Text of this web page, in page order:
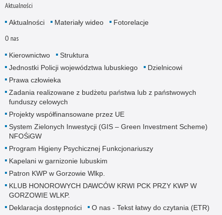
Aktualności
Aktualności Materiały wideo Fotorelacje
O nas
Kierownictwo
Struktura
Jednostki Policji województwa lubuskiego
Dzielnicowi
Prawa człowieka
Zadania realizowane z budżetu państwa lub z państwowych
funduszy celowych
Projekty współfinansowane przez UE
System Zielonych Inwestycji (GIS – Green Investment Scheme)
NFOŚiGW
Program Higieny Psychicznej Funkcjonariuszy
Kapelani w garnizonie lubuskim
Patron KWP w Gorzowie Wlkp.
KLUB HONOROWYCH DAWCÓW KRWI PCK PRZY KWP W
GORZOWIE WLKP.
Deklaracja dostępności
O nas - Tekst łatwy do czytania (ETR)